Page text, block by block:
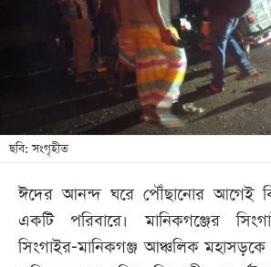
বিনোদন
শিক্ষা
সব
বিভাগ
ছবি: সংগৃহীত
ঈদের আনন্দ ঘরে পৌঁছানোর আগেই
একটি পরিবারে। মানিকগঞ্জের
সিংগাইর-মানিকগঞ্জ আঞ্চলিক মহাসড়কে